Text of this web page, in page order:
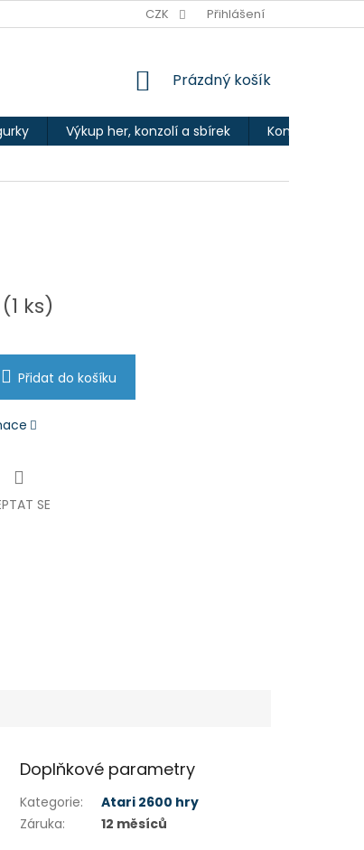
CZK Přihlášení
NÁKUPNÍ
Prázdný košík
Výkup her, konzolí a sbírek Kontakty
(1 ks)
Přidat do košíku
SE
Doplňkové parametry
Kategorie:
Atari 2600 hry
Záruka: 12 měsíců